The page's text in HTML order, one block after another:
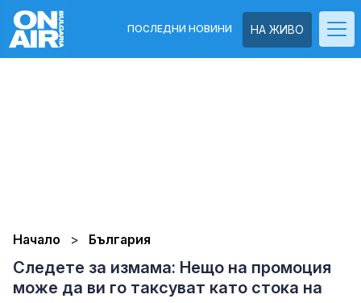
НА ЖИВО
ПОСЛЕДНИ НОВИНИ
Начало България
Следете за измама: Нещо на промоция
може да ви го таксуват като стока на